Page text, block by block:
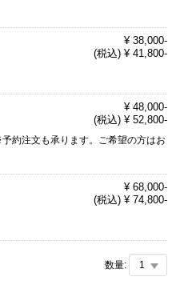
¥ 38,000-
(税込) ¥ 41,800-
¥ 48,000-
(税込) ¥ 52,800-
約注文も承ります。ご希望の方はお
¥ 68,000-
(税込) ¥ 74,800-
数量: